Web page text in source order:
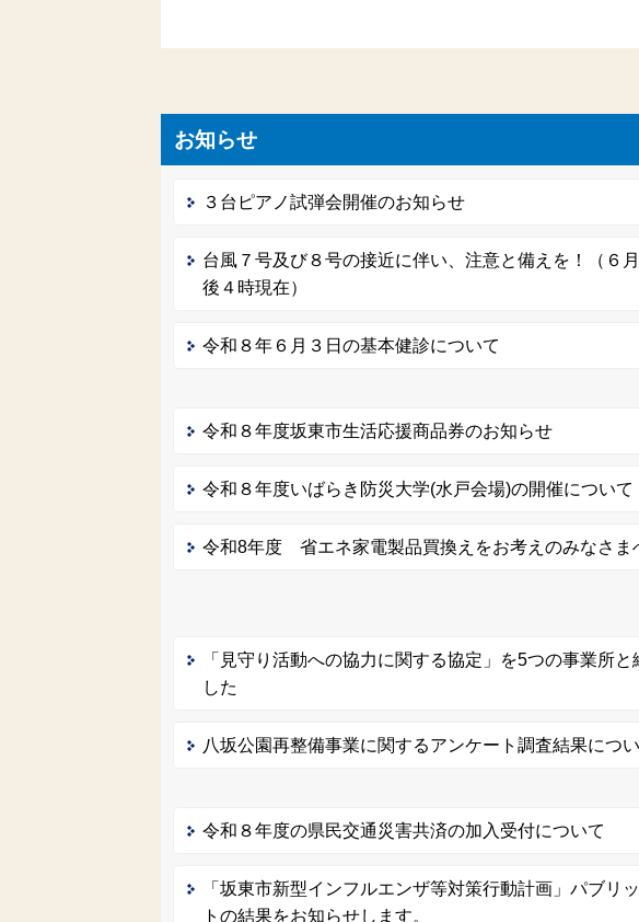
お知らせ
３台ピアノ試弾会開催のお知らせ
台風７号及び８号の接近に伴い、注意と備えを！（６
後４時現在）
令和８年６月３日の基本健診について
令和８年度坂東市生活応援商品券のお知らせ
令和８年度いばらき防災大学(水戸会場)の開催について
令和8年度 省エネ家電製品買換えをお考えのみなさま
「見守り活動への協力に関する協定」を5つの事業所と
した
八坂公園再整備事業に関するアンケート調査結果につ
令和８年度の県民交通災害共済の加入受付について
「坂東市新型インフルエンザ等対策行動計画」パブリ
トの結果をお知らせします。